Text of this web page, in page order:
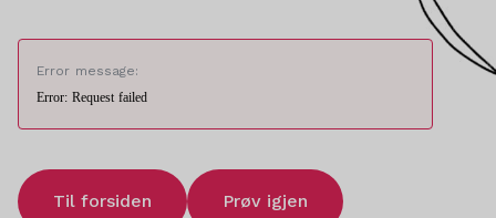
Error message:
Error: Request failed
Til forsiden Prøv igjen